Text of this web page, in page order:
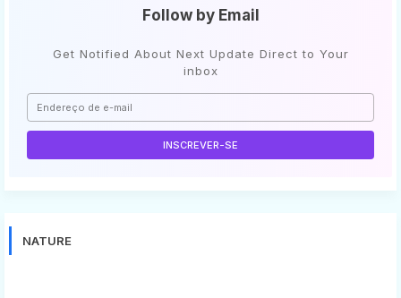
Follow by Email
Get Notified About Next Update Direct to Your
inbox
NATURE